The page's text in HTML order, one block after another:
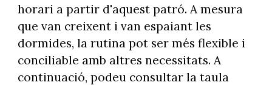
horari a partir d'aquest patró. A mesura
que van creixent i van espaiant les
dormides, la rutina pot ser més flexible i
conciliable amb altres necessitats. A
continuació, podeu consultar la taula